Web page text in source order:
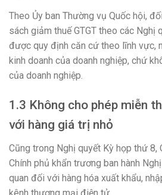
Theo Ủy ban Thường vụ Quốc hội,
sách giảm thuế GTGT theo các Nghị
được quy định căn cứ theo lĩnh vực,
kinh doanh của doanh nghiệp, chứ
của doanh nghiệp.
1.3 Không cho phép miễn
với hàng giá trị nhỏ
Cũng trong Nghị quyết Kỳ họp thứ 8,
Chính phủ khẩn trương ban hành
quan đối với hàng hóa xuất khẩu,